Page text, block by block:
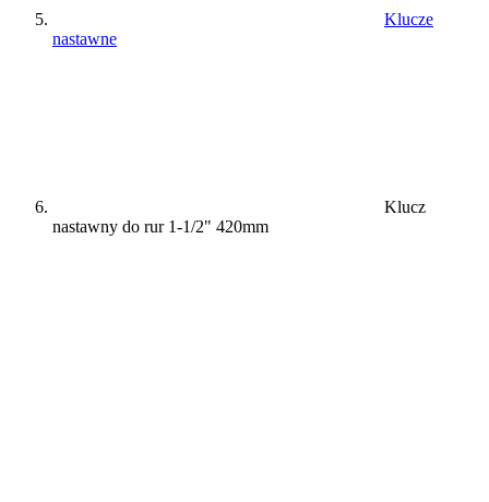
Klucze
nastawne
Klucz
nastawny do rur 1-1/2" 420mm